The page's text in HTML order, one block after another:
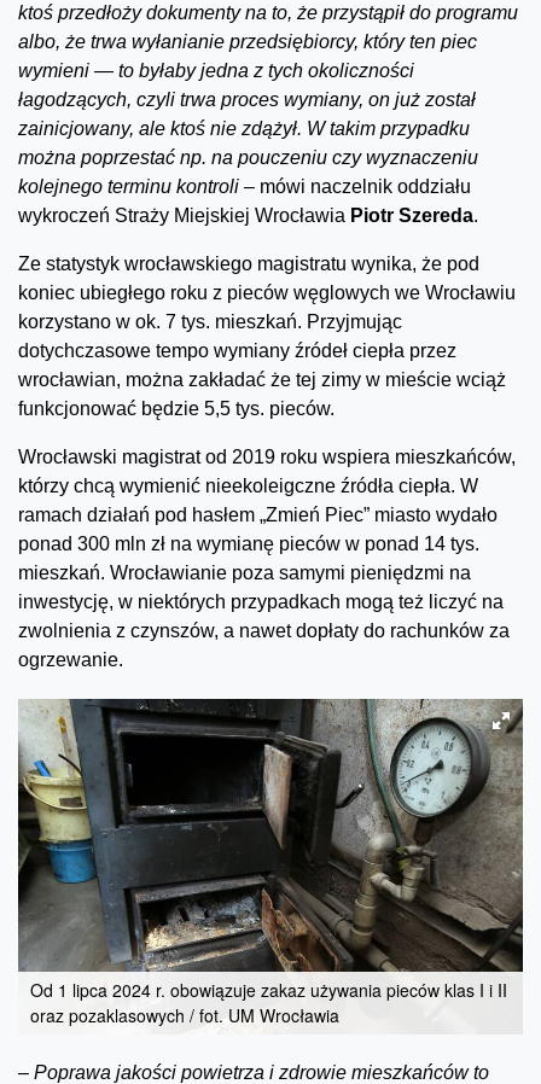
ktoś przedłoży dokumenty na to, że przystąpił do programu
albo, że trwa wyłanianie przedsiębiorcy, który ten piec
wymieni — to byłaby jedna z tych okoliczności
łagodzących, czyli trwa proces wymiany, on już został
zainicjowany, ale ktoś nie zdążył. W takim przypadku
można poprzestać np. na pouczeniu czy wyznaczeniu
kolejnego terminu kontroli – mówi naczelnik oddziału
wykroczeń Straży Miejskiej Wrocławia Piotr Szereda.
Ze statystyk wrocławskiego magistratu wynika, że pod
koniec ubiegłego roku z pieców węglowych we Wrocławiu
korzystano w ok. 7 tys. mieszkań. Przyjmując
dotychczasowe tempo wymiany źródeł ciepła przez
wrocławian, można zakładać że tej zimy w mieście wciąż
funkcjonować będzie 5,5 tys. pieców.
Wrocławski magistrat od 2019 roku wspiera mieszkańców,
którzy chcą wymienić nieekoleigczne źródła ciepła. W
ramach działań pod hasłem „Zmień Piec” miasto wydało
ponad 300 mln zł na wymianę pieców w ponad 14 tys.
mieszkań. Wrocławianie poza samymi pieniędzmi na
inwestycję, w niektórych przypadkach mogą też liczyć na
zwolnienia z czynszów, a nawet dopłaty do rachunków za
ogrzewanie.
Od 1 lipca 2024 r. obowiązuje zakaz używania pieców klas I i II
oraz pozaklasowych / fot. UM Wrocławia
– Poprawa jakości powietrza i zdrowie mieszkańców to